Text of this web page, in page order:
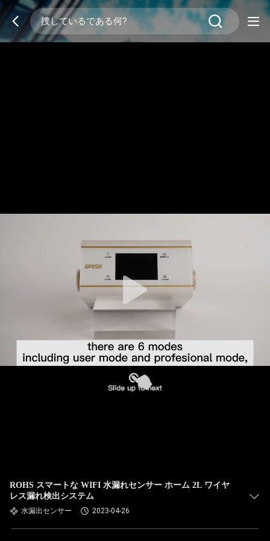
ROHS スマートな WIFI 水漏れセンサー ホーム 2L ワイヤ
レス漏れ検出システム
水漏出センサー 2023-04-26